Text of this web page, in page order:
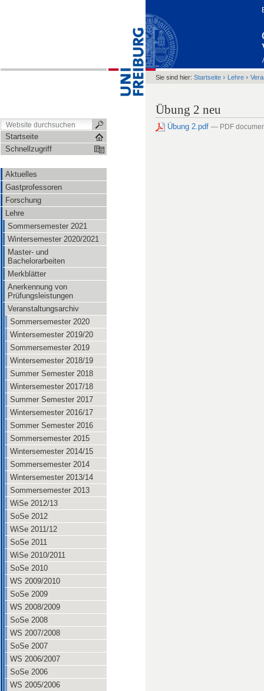
Startseite
Schnellzugriff
Aktuelles
Gastprofessoren
Forschung
Lehre
Sommersemester 2021
Wintersemester 2020/2021
Master- und
Bachelorarbeiten
Merkblätter
Anerkennung von
Prüfungsleistungen
Veranstaltungsarchiv
Sommersemester 2020
Wintersemester 2019/20
Sommersemester 2019
Wintersemester 2018/19
Summer Semester 2018
Wintersemester 2017/18
Summer Semester 2017
Wintersemester 2016/17
Sommer Semester 2016
Sommersemester 2015
Wintersemester 2014/15
Sommersemester 2014
Wintersemester 2013/14
Sommersemester 2013
WiSe 2012/13
SoSe 2012
WiSe 2011/12
SoSe 2011
WiSe 2010/2011
SoSe 2010
WS 2009/2010
SoSe 2009
WS 2008/2009
SoSe 2008
WS 2007/2008
SoSe 2007
WS 2006/2007
SoSe 2006
WS 2005/2006
Sie sind hier: Startseite › Lehre ›
Übung 2 neu
Übung 2.pdf — PDF